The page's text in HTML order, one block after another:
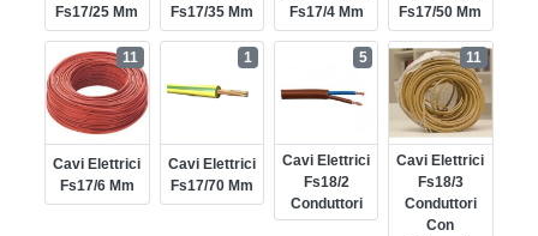
Fs17/25 Mm
Fs17/35 Mm
Fs17/4 Mm
Fs17/50 Mm
Cavi Elettrici
Fs17/6 Mm
11
Cavi Elettrici
Fs17/70 Mm
1
Cavi Elettrici
Fs18/2
Conduttori
5
Cavi Elettrici
Fs18/3
Conduttori
Con
11